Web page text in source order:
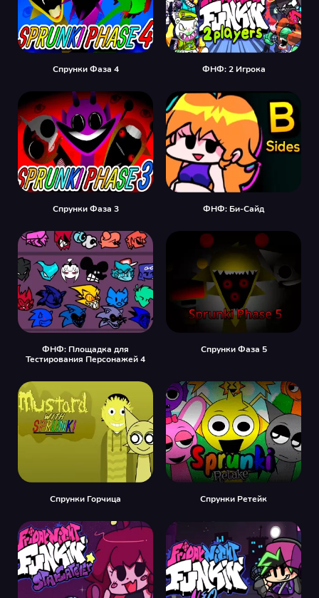
Спрунки Фаза 4 ФНФ: 2 Игрока
Спрунки Фаза 3 ФНФ: Би-Сайд
ФНФ: Площадка для
Тестирования Персонажей 4
Спрунки Фаза 5
Спрунки Горчица Спрунки Ретейк